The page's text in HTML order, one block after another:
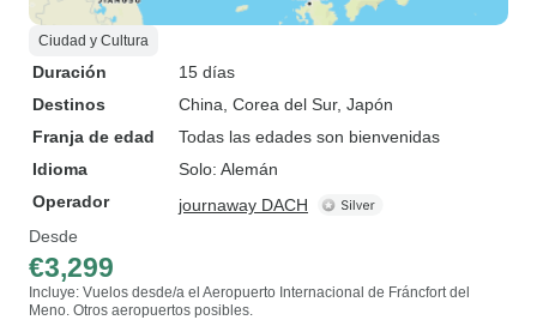
Ciudad y Cultura
Duración
15 días
Destinos
China , Corea del Sur, Japón
Franja de edad
Todas las edades son bienvenidas
Idioma
Solo: Alemán
Operador
journaway DACH
Desde
€3,299
Incluye: Vuelos desde/a el Aeropuerto Internacional de Fráncfort del
Meno. Otros aeropuertos posibles.